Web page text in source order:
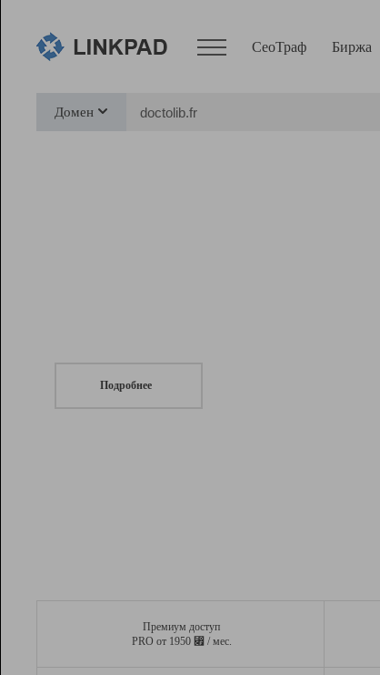
СеоТраф Биржа
Домен
Подробнее
Премиум доступ
PRO от 1950 ⃏ / мес.